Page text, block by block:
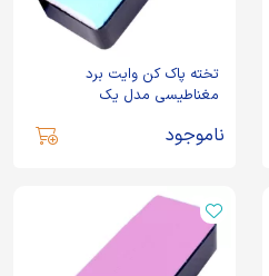
تخته پاک کن وایت برد
مغناطیسی مدل یک
ناموجود